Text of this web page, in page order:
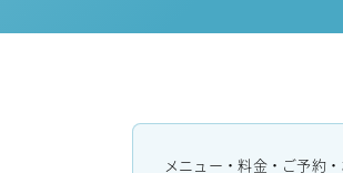
メニュー・料金・ご予約